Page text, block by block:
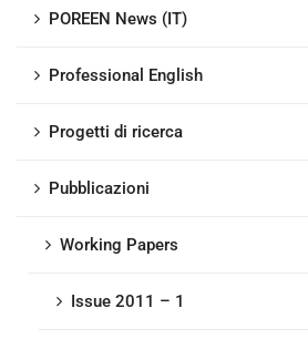
POREEN News (IT)
Professional English
Progetti di ricerca
Pubblicazioni
Working Papers
Issue 2011 – 1